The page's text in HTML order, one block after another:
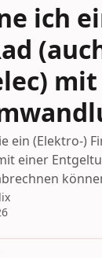
ich
ein (Elektro-)
einer